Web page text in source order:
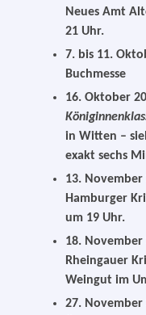
Neues Amt
21 Uhr.
7. bis 11.
Buchmesse
16. Oktober
in Witten –
exakt sechs
13. November
Hamburger
um 19 Uhr.
18. November
Rheingauer
Weingut im
27. November